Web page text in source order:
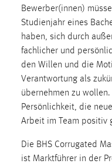
Bewerber(innen)
Studienjahr eines
haben, sich durch
fachlicher und
den Willen und die
Verantwortung als
übernehmen zu
Persönlichkeit, die
Arbeit im Team positiv
Die BHS Corrugated
ist Marktführer in der
Für performante
gespeichert, ob man
Sprachpräferenz
Name:
site-language-
Zweck:
Das Cookie
Cookie Laufzeit:
30 Tage